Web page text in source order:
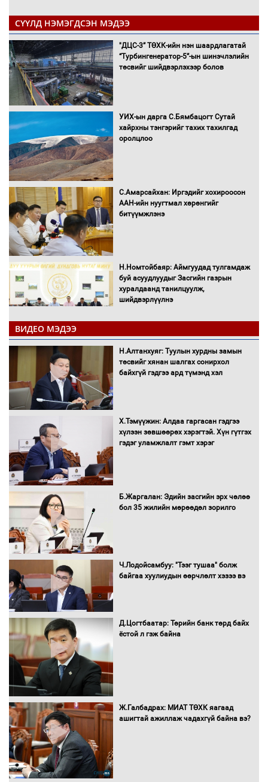
СҮҮЛД НЭМЭГДСЭН МЭДЭЭ
"ДЦС-3” ТӨХК-ийн нэн шаардлагатай
“Турбингенератор-5”-ын шинэчлэлийн
төсвийг шийдвэрлэхээр болов
УИХ-ын дарга С.Бямбацогт Сутай
хайрхны тэнгэрийг тахих тахилгад
оролцлоо
С.Амарсайхан: Иргэдийг хохироосон
ААН-ийн нуугтмал хөрөнгийг
битүүмжлэнэ
Н.Номтойбаяр: Аймгуудад тулгамдаж
буй асуудлуудыг Засгийн газрын
хуралдаанд танилцуулж,
шийдвэрлүүлнэ
эрэгтэйчүүдийн волейболын тэмцээнд
оролцож байгаа баг тамирчдад
амжилт хүслээ
Автобензин, дизель түлшний онцгой
албан татварыг тэглэлээ
Санхүүгийн хэмнэлтийн горимд эрүүл
мэндийн салбар хамаарахгүй
Нөөцийн махны худалдаа,
борлуулалтыг нээлттэй ил тод
Монгол Улс “COP17”-д “Тал хээрийн
16 төрлийн эмийг нэг эх үүсвэрээс
худалдан авах журмыг баталлаа
ВИДЕО МЭДЭЭ
Н.Алтанхуяг: Туулын хурдны замын
төсвийг хянан шалгах сонирхол
байхгүй гэдгээ ард түмэнд хэл
Х.Тэмүүжин: Алдаа гаргасан гэдгээ
хүлээн зөвшөөрөх хэрэгтэй. Хүн гүтгэх
гэдэг уламжлалт гэмт хэрэг
Б.Жаргалан: Эдийн засгийн эрх чөлөө
бол 35 жилийн мөрөөдөл зорилго
Ч.Лодойсамбуу: "Тээг тушаа" болж
байгаа хуулиудын өөрчлөлт хэзээ вэ
Д.Цогтбаатар: Төрийн банк төрд байх
ёстой л гэж байна
Ж.Галбадрах: МИАТ ТӨХК яагаад
ашигтай ажиллаж чадахгүй байна вэ?